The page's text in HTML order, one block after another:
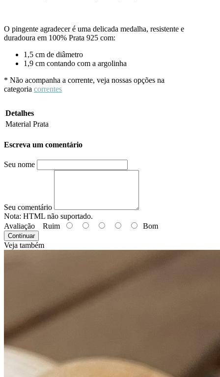
O pingente agradecer é uma delicada medalha, resistente e
duradoura em 100% Prata 925 com:
1,5 cm de diâmetro
1,9 cm contando com a argolinha
* Não acompanha a corrente, veja nossas opções na
categoria correntes
Detalhes
Material Prata
Escreva um comentário
Seu nome
Seu comentário
Nota: HTML não suportado.
Avaliação Ruim Bom
Continuar
Veja também